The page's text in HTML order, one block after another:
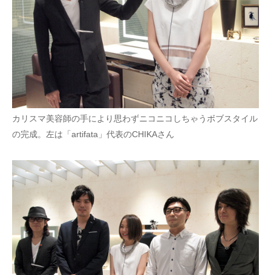
カリスマ美容師の手により思わずニコニコしちゃうボブスタイル
の完成。左は「artifata」代表のCHIKAさん